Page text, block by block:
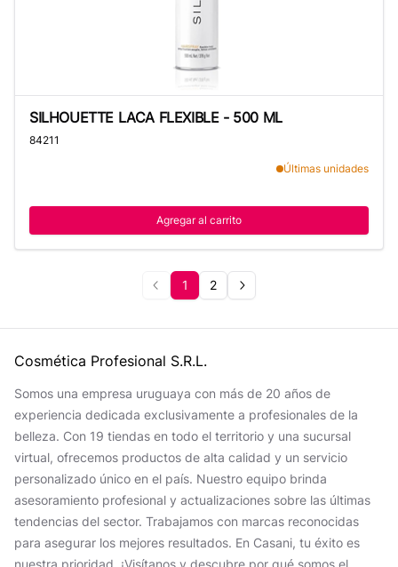
SILHOUETTE LACA FLEXIBLE - 500 ML
84211
Últimas unidades
Agregar al carrito
1 2
Cosmética Profesional S.R.L.
Somos una empresa uruguaya con más de 20 años de
experiencia dedicada exclusivamente a profesionales de la
belleza. Con 19 tiendas en todo el territorio y una sucursal
virtual, ofrecemos productos de alta calidad y un servicio
personalizado único en el país. Nuestro equipo brinda
asesoramiento profesional y actualizaciones sobre las últimas
tendencias del sector. Trabajamos con marcas reconocidas
para asegurar los mejores resultados. En Casani, tu éxito es
nuestra prioridad. ¡Visítanos y descubre por qué somos el